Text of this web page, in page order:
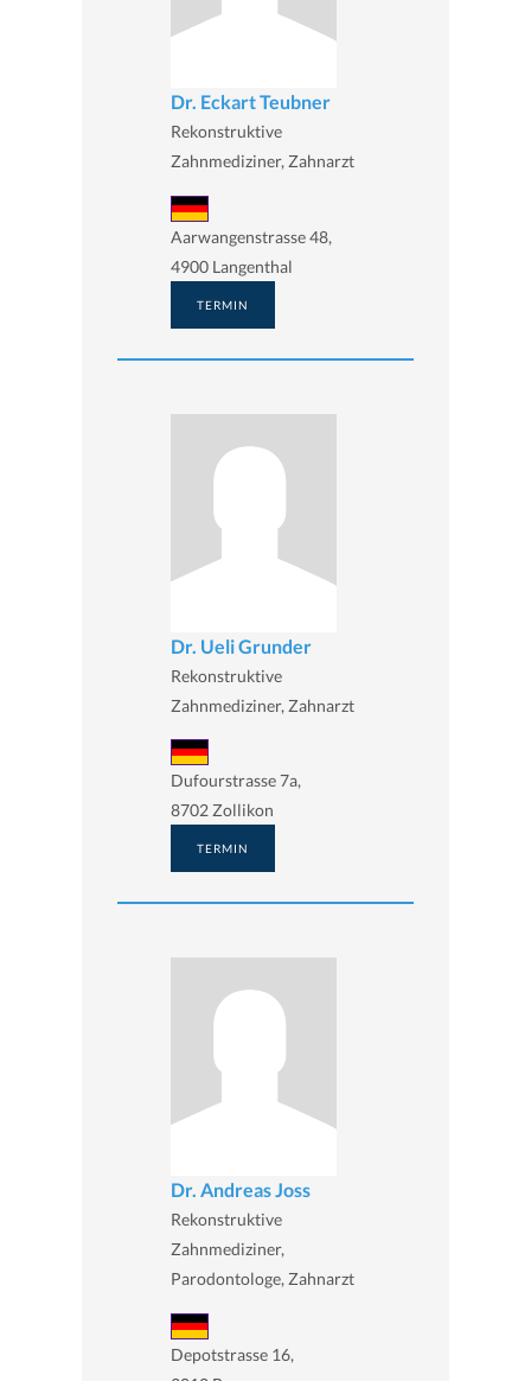
Dr. Eckart Teubner
Rekonstruktive
Zahnmediziner, Zahnarzt
Aarwangenstrasse 48,
4900 Langenthal
TERMIN
Dr. Ueli Grunder
Rekonstruktive
Zahnmediziner, Zahnarzt
Dufourstrasse 7a,
8702 Zollikon
TERMIN
Dr. Andreas Joss
Rekonstruktive
Zahnmediziner,
Parodontologe, Zahnarzt
Depotstrasse 16,